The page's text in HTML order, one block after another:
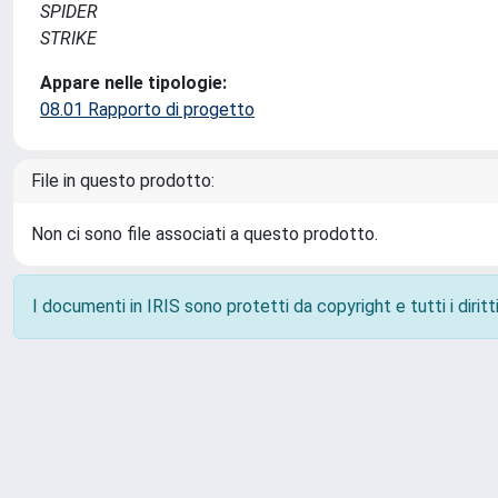
SPIDER
STRIKE
Appare nelle tipologie:
08.01 Rapporto di progetto
File in questo prodotto:
Non ci sono file associati a questo prodotto.
I documenti in IRIS sono protetti da copyright e tutti i